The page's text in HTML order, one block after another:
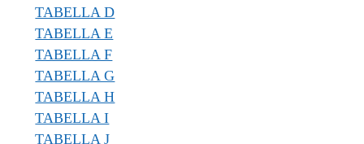
TABELLA D
TABELLA E
TABELLA F
TABELLA G
TABELLA H
TABELLA I
TABELLA J